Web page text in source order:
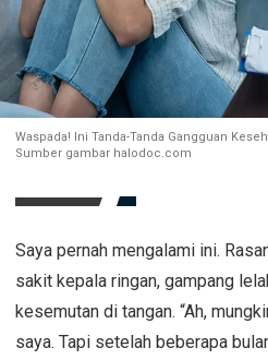
Waspada! Ini Tanda-Tanda Gangguan
Sumber gambar halodoc.com
Saya pernah mengalami ini.
sakit kepala ringan, gampang
kesemutan di tangan. “Ah,
saya. Tapi setelah beberapa